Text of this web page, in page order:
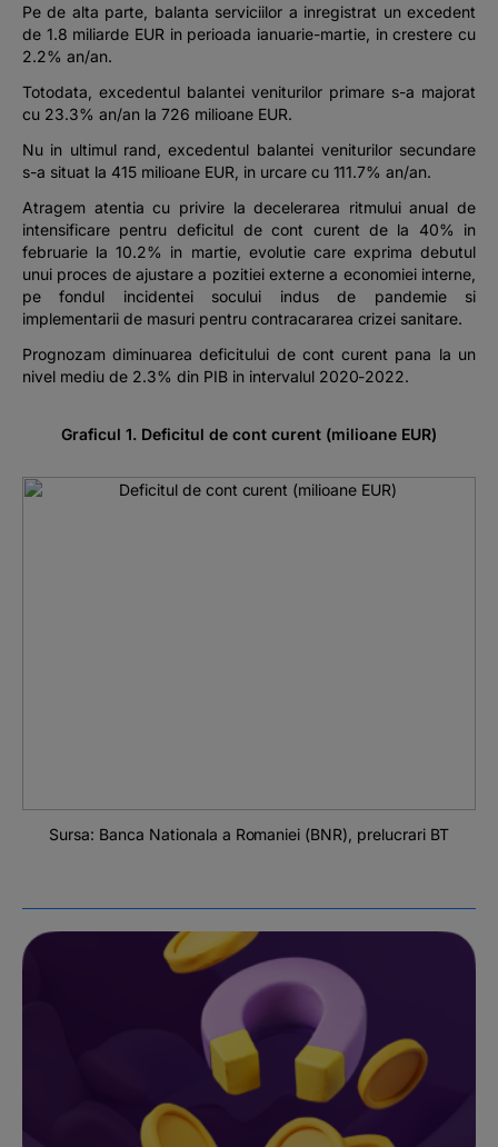
Pe de alta parte, balanta serviciilor a inregistrat un excedent
de 1.8 miliarde EUR in perioada ianuarie-martie, in crestere cu
2.2% an/an.
Totodata, excedentul balantei veniturilor primare s-a majorat
cu 23.3% an/an la 726 milioane EUR.
Nu in ultimul rand, excedentul balantei veniturilor secundare
s-a situat la 415 milioane EUR, in urcare cu 111.7% an/an.
Atragem atentia cu privire la decelerarea ritmului anual de
intensificare pentru deficitul de cont curent de la 40% in
februarie la 10.2% in martie, evolutie care exprima debutul
unui proces de ajustare a pozitiei externe a economiei interne,
pe fondul incidentei socului indus de pandemie si
implementarii de masuri pentru contracararea crizei sanitare.
Prognozam diminuarea deficitului de cont curent pana la un
nivel mediu de 2.3% din PIB in intervalul 2020-2022.
Graficul 1. Deficitul de cont curent (milioane EUR)
Sursa: Banca Nationala a Romaniei (BNR), prelucrari BT